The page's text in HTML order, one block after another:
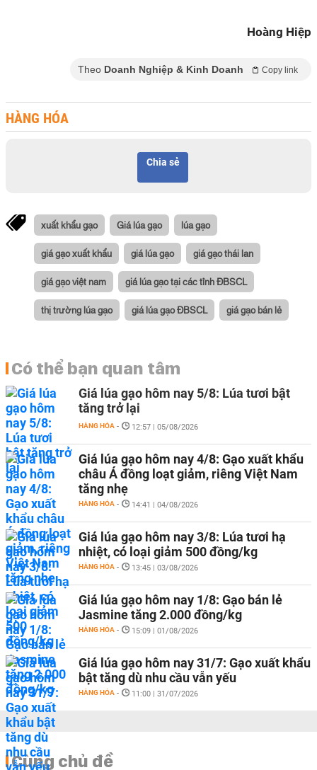
Hoàng Hiệp
Theo Doanh Nghiệp & Kinh Doanh Copy link
HÀNG HÓA
Chia sẻ
xuất khẩu gạo Giá lúa gạo lúa gạo
giá gạo xuất khẩu giá lúa gạo giá gạo thái lan
giá gạo việt nam giá lúa gạo tại các tỉnh ĐBSCL
thị trường lúa gạo giá lúa gạo ĐBSCL giá gạo bán lẻ
Có thể bạn quan tâm
Giá lúa gạo hôm nay 5/8: Lúa tươi bật
tăng trở lại
HÀNG HÓA - 12:57 | 05/08/2026
Giá lúa gạo hôm nay 4/8: Gạo xuất khẩu
châu Á đồng loạt giảm, riêng Việt Nam
tăng nhẹ
HÀNG HÓA - 14:41 | 04/08/2026
Giá lúa gạo hôm nay 3/8: Lúa tươi hạ
nhiệt, có loại giảm 500 đồng/kg
HÀNG HÓA - 13:45 | 03/08/2026
Giá lúa gạo hôm nay 1/8: Gạo bán lẻ
Jasmine tăng 2.000 đồng/kg
HÀNG HÓA - 15:09 | 01/08/2026
Giá lúa gạo hôm nay 31/7: Gạo xuất khẩu
bật tăng dù nhu cầu vẫn yếu
HÀNG HÓA - 11:00 | 31/07/2026
Cùng chủ đề